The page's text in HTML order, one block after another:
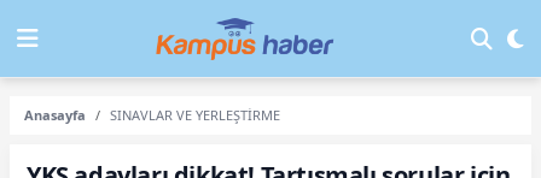
Anasayfa SINAVLAR VE YERLEŞTİRME